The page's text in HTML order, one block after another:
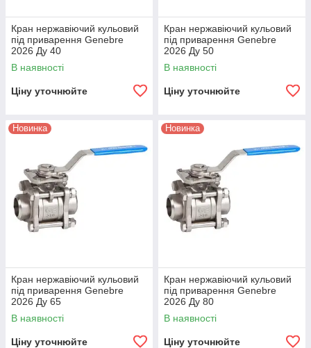
Кран нержавіючий кульовий
під приварення Genebre
2026 Ду 40
В наявності
Ціну уточнюйте
Кран нержавіючий кульовий
під приварення Genebre
2026 Ду 50
В наявності
Ціну уточнюйте
Новинка
Кран нержавіючий кульовий
під приварення Genebre
2026 Ду 65
В наявності
Ціну уточнюйте
Новинка
Кран нержавіючий кульовий
під приварення Genebre
2026 Ду 80
В наявності
Ціну уточнюйте